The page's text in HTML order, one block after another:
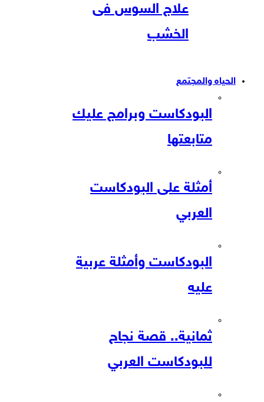
علاج السوس فى
الخشب
الحياه والمجتمع
البودكاست وبرامج عليك
متابعتها
أمثلة على البودكاست
العربي
البودكاست وأمثلة عربية
عليه
ثمانية.. قصة نجاح
للبودكاست العربي